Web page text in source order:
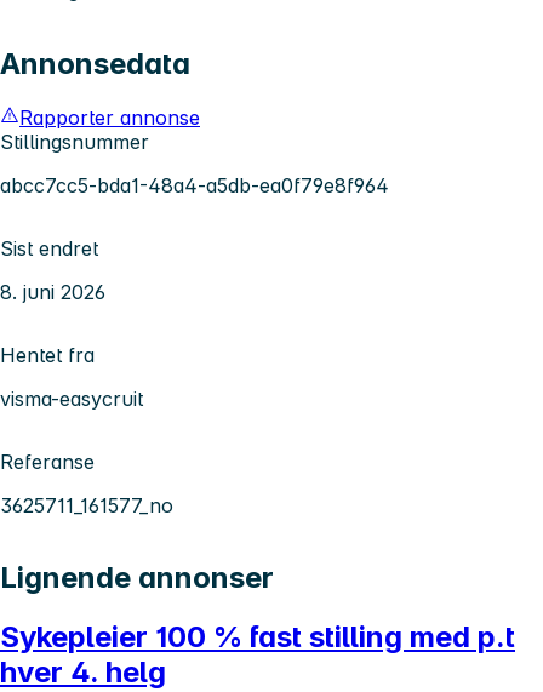
Annonsedata
Rapporter annonse
Stillingsnummer
abcc7cc5-bda1-48a4-a5db-ea0f79e8f964
Sist endret
8. juni 2026
Hentet fra
visma-easycruit
Referanse
3625711_161577_no
Lignende annonser
Sykepleier 100 % fast stilling med p.t
hver 4. helg